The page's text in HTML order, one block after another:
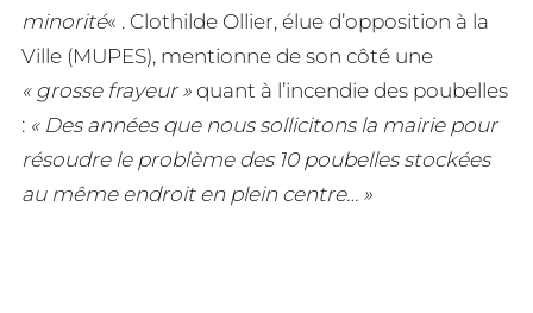
minorité« . Clothilde Ollier, élue d’opposition à la
Ville (MUPES), mentionne de son côté une
« grosse frayeur » quant à l’incendie des poubelles
: « Des années que nous sollicitons la mairie pour
résoudre le problème des 10 poubelles stockées
au même endroit en plein centre… »